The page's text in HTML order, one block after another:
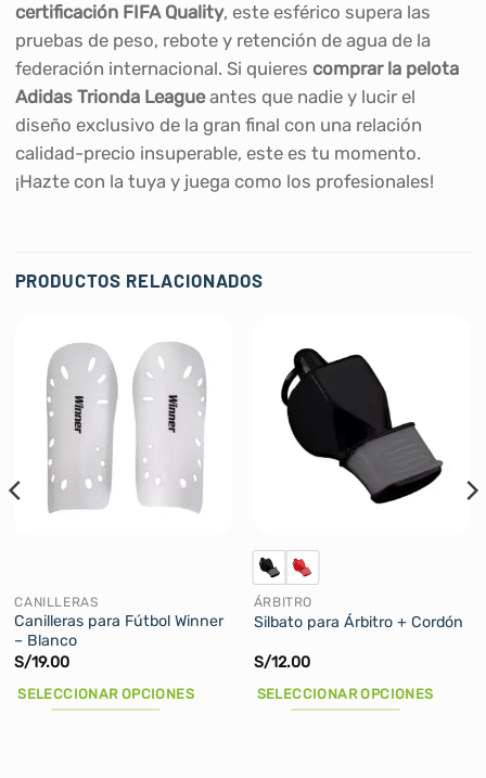
certificación FIFA Quality, este esférico supera las
pruebas de peso, rebote y retención de agua de la
federación internacional. Si quieres comprar la pelota
Adidas Trionda Leagueantes que nadie y lucir el
diseño exclusivo de la gran final con una relación
calidad-precio insuperable, este es tu momento.
¡Hazte con la tuya y juega como los profesionales!
PRODUCTOS RELACIONADOS
CANILLERAS
Canilleras para Fútbol Winner
– Blanco
S/19.00
SELECCIONAR OPCIONES
ÁRBITRO
Silbato para Árbitro + Cordón
S/12.00
SELECCIONAR OPCIONES